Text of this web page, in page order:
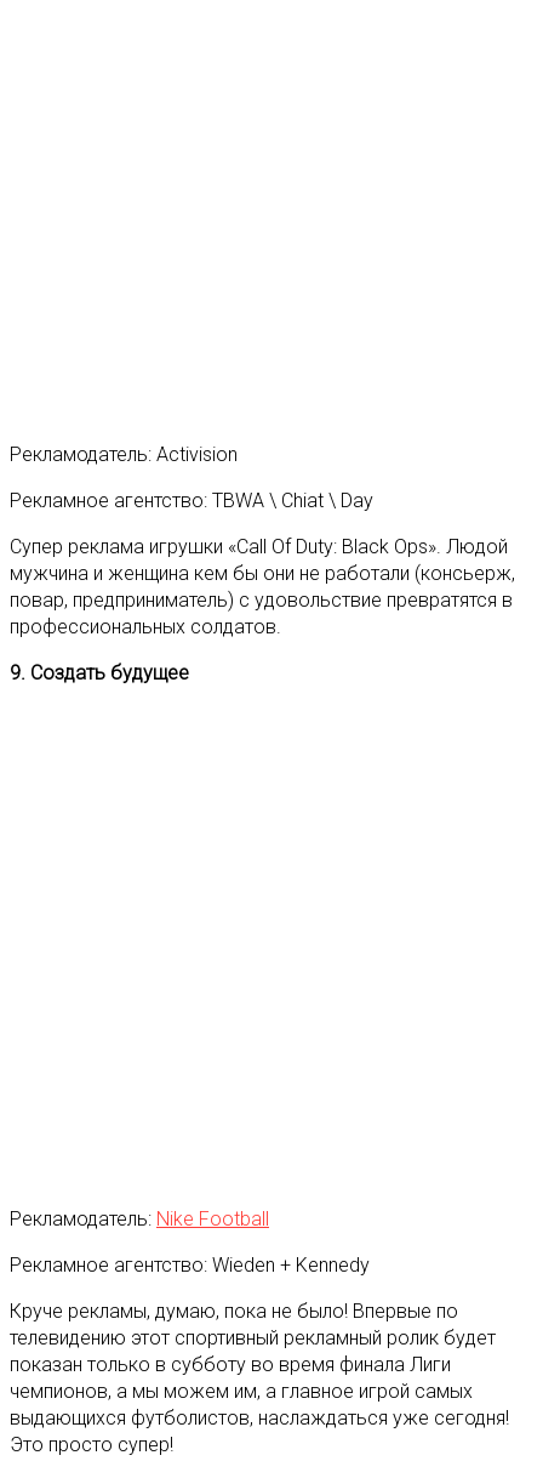
Рекламодатель: Activision
Рекламное агентство: TBWA \ Chiat \ Day
Супер реклама игрушки «Call Of Duty: Black Ops». Людой
мужчина и женщина кем бы они не работали (консьерж,
повар, предприниматель) с удовольствие превратятся в
профессиональных солдатов.
9. Создать будущее
Рекламодатель: Nike Football
Рекламное агентство: Wieden + Kennedy
Круче рекламы, думаю, пока не было! Впервые по
телевидению этот спортивный рекламный ролик будет
показан только в субботу во время финала Лиги
чемпионов, а мы можем им, а главное игрой самых
выдающихся футболистов, наслаждаться уже сегодня!
Это просто супер!